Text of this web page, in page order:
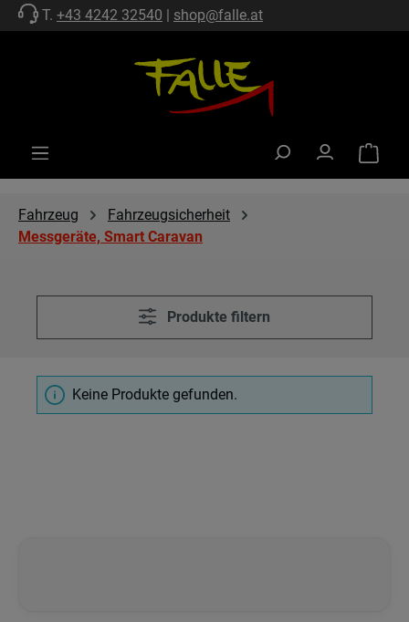
Zum Hauptinhalt springen
T. +43 4242 32540 | shop@falle.at
Fahrzeug
Fahrzeugsicherheit
Messgeräte, Smart Caravan
Produkte filtern
Keine Produkte gefunden.